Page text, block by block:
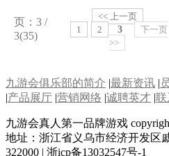
页：3 /
3(35)
<< 上一页
1
2 3
下一页
>>
九游会俱乐部的简介 |最新资讯 |
|产品展厅 |营销网络 |诚聘英才 |联
九游会真人第一品牌游戏
地址：浙江省义乌市经济开发区
322000 | 浙icp备13032547号-1